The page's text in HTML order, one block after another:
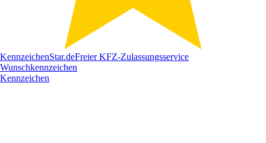
KennzeichenStar.deFreier KFZ-Zulassungsservice
Wunschkennzeichen
Kennzeichen